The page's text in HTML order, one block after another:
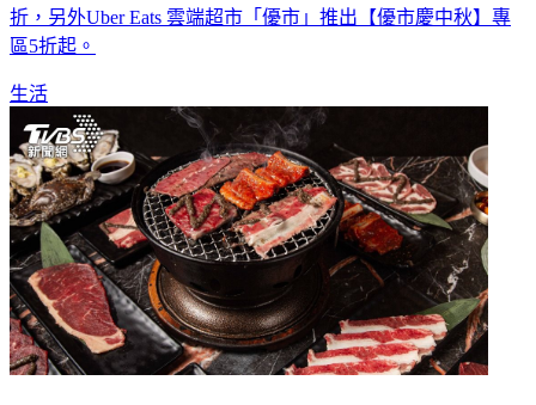
折，另外Uber Eats 雲端超市「優市」推出【優市慶中秋】專
區5折起。
生活